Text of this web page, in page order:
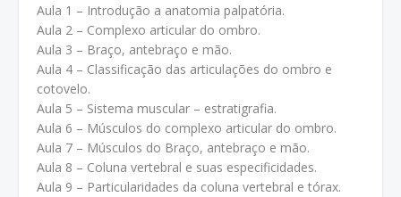
Aula 1 – Introdução a anatomia palpatória.
Aula 2 – Complexo articular do ombro.
Aula 3 – Braço, antebraço e mão.
Aula 4 – Classificação das articulações do ombro e
cotovelo.
Aula 5 – Sistema muscular – estratigrafia.
Aula 6 – Músculos do complexo articular do ombro.
Aula 7 – Músculos do Braço, antebraço e mão.
Aula 8 – Coluna vertebral e suas especificidades.
Aula 9 – Particularidades da coluna vertebral e tórax.